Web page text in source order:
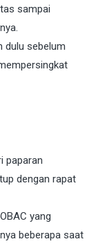
sampai
dulu sebelum
paparan
dengan rapat
yang
beberapa saat